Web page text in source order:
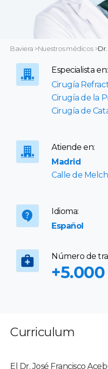
Baviera >Nuestros médicos >
Especialista en:
Cirugía
Cirugía de la
Cirugía de
Atiende en:
Madrid
Calle de
Idioma:
Español
Número de
+5.000
Curriculum
El Dr. José Francisco